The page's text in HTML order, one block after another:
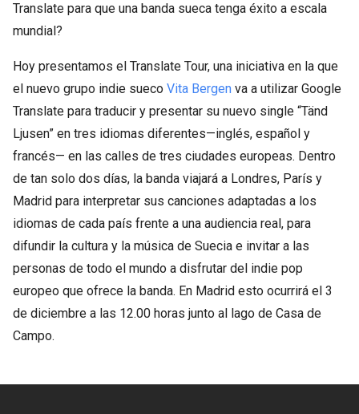
Translate para que una banda sueca tenga éxito a escala
mundial?
Hoy presentamos el Translate Tour, una iniciativa en la que
el nuevo grupo indie sueco Vita Bergen va a utilizar Google
Translate para traducir y presentar su nuevo single “Tänd
Ljusen” en tres idiomas diferentes—inglés, español y
francés— en las calles de tres ciudades europeas. Dentro
de tan solo dos días, la banda viajará a Londres, París y
Madrid para interpretar sus canciones adaptadas a los
idiomas de cada país frente a una audiencia real, para
difundir la cultura y la música de Suecia e invitar a las
personas de todo el mundo a disfrutar del indie pop
europeo que ofrece la banda. En Madrid esto ocurrirá el 3
de diciembre a las 12.00 horas junto al lago de Casa de
Campo.